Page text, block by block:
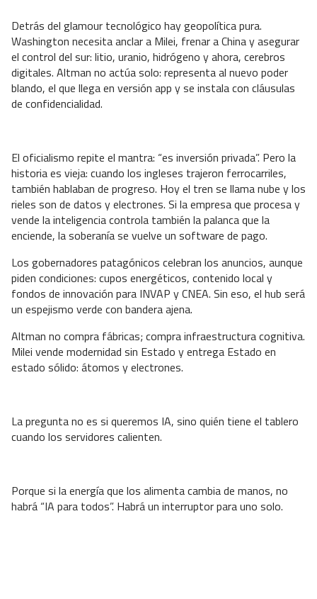
Detrás del glamour tecnológico hay geopolítica pura.
Washington necesita anclar a Milei, frenar a China y asegurar
el control del sur: litio, uranio, hidrógeno y ahora, cerebros
digitales. Altman no actúa solo: representa al nuevo poder
blando, el que llega en versión app y se instala con cláusulas
de confidencialidad.
El oficialismo repite el mantra: “es inversión privada”. Pero la
historia es vieja: cuando los ingleses trajeron ferrocarriles,
también hablaban de progreso. Hoy el tren se llama nube y los
rieles son de datos y electrones. Si la empresa que procesa y
vende la inteligencia controla también la palanca que la
enciende, la soberanía se vuelve un software de pago.
Los gobernadores patagónicos celebran los anuncios, aunque
piden condiciones: cupos energéticos, contenido local y
fondos de innovación para INVAP y CNEA. Sin eso, el hub será
un espejismo verde con bandera ajena.
Altman no compra fábricas; compra infraestructura cognitiva.
Milei vende modernidad sin Estado y entrega Estado en
estado sólido: átomos y electrones.
La pregunta no es si queremos IA, sino quién tiene el tablero
cuando los servidores calienten.
Porque si la energía que los alimenta cambia de manos, no
habrá “IA para todos”. Habrá un interruptor para uno solo.